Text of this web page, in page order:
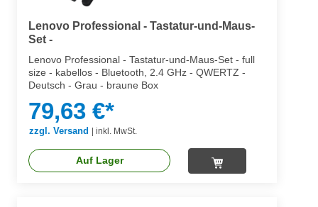
Lenovo Professional - Tastatur-und-Maus-
Set -
Lenovo Professional - Tastatur-und-Maus-Set - full
size - kabellos - Bluetooth, 2.4 GHz - QWERTZ -
Deutsch - Grau - braune Box
79,63 €*
zzgl. Versand inkl. MwSt.
Auf Lager